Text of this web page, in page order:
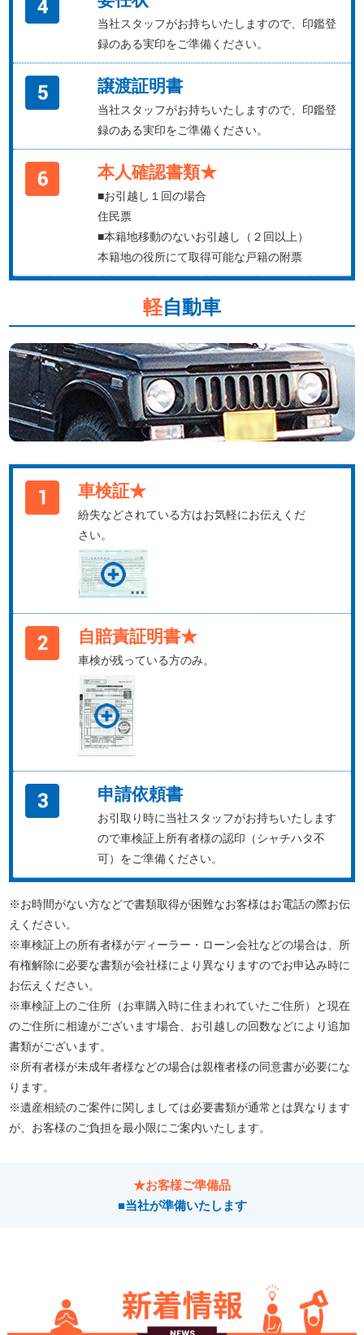
当社スタッフがお持ちいたしますので、印鑑登
録のある実印をご準備ください。
譲渡証明書
当社スタッフがお持ちいたしますので、印鑑登
録のある実印をご準備ください。
本人確認書類★
■お引越し１回の場合
住民票
■本籍地移動のないお引越し（２回以上）
本籍地の役所にて取得可能な戸籍の附票
軽自動車
車検証★
紛失などされている方はお気軽にお伝えくだ
さい。
自賠責証明書★
車検が残っている方のみ。
申請依頼書
お引取り時に当社スタッフがお持ちいたします
ので車検証上所有者様の認印（シャチハタ不
可）をご準備ください。
※お時間がない方などで書類取得が困難なお客様はお電話の際お伝
えください。
※車検証上の所有者様がディーラー・ローン会社などの場合は、所
有権解除に必要な書類が会社様により異なりますのでお申込み時に
お伝えください。
※車検証上のご住所（お車購入時に住まわれていたご住所）と現在
のご住所に相違がございます場合、お引越しの回数などにより追加
書類がございます。
※所有者様が未成年者様などの場合は親権者様の同意書が必要にな
ります。
※遺産相続のご案件に関しましては必要書類が通常とは異なります
が、お客様のご負担を最小限にご案内いたします。
★お客様ご準備品
■当社が準備いたします